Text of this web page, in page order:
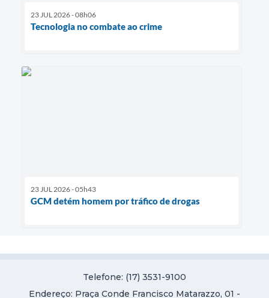
23 JUL 2026 - 08h06
Tecnologia no combate ao crime
23 JUL 2026 - 05h43
GCM detém homem por tráfico de drogas
Telefone: (17) 3531-9100
Endereço: Praça Conde Francisco Matarazzo, 01 -